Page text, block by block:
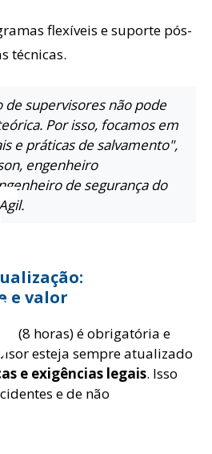
flexíveis e suporte pós-
técnicas.
de supervisores não pode
Por isso, focamos em
e práticas de salvamento",
engenheiro
de segurança do
e valor
(8 horas) é obrigatória e
esteja sempre atualizado
e exigências legais. Isso
e de não